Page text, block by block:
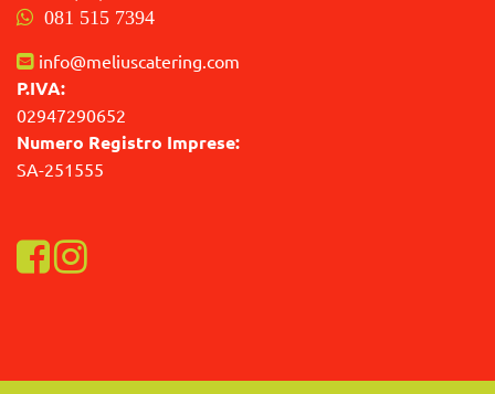
081 515 7394
info@meliuscatering.com
P.IVA:
02947290652
Numero Registro Imprese:
SA-251555
Visualizza la nostra pagina Facebook
Visualizza il nostro profilo Instagram